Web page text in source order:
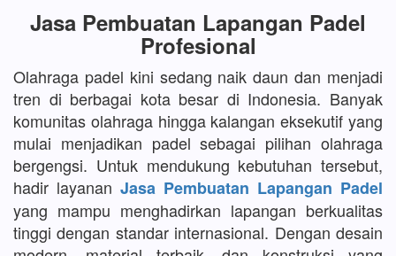
Jasa Pembuatan Lapangan Padel
Profesional
Olahraga padel kini sedang naik daun dan menjadi
tren di berbagai kota besar di Indonesia. Banyak
komunitas olahraga hingga kalangan eksekutif yang
mulai menjadikan padel sebagai pilihan olahraga
bergengsi. Untuk mendukung kebutuhan tersebut,
hadir layanan Jasa Pembuatan Lapangan Padel
yang mampu menghadirkan lapangan berkualitas
tinggi dengan standar internasional. Dengan desain